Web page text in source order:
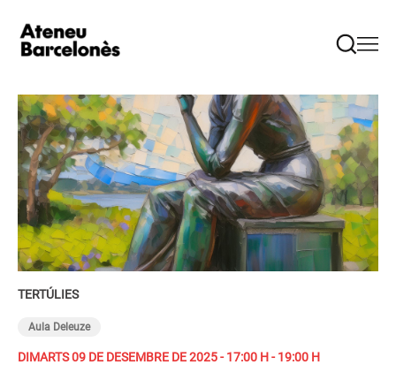
TERTÚLIES
Aula Deleuze
DIMARTS 09 DE DESEMBRE DE 2025 - 17:00 H - 19:00 H